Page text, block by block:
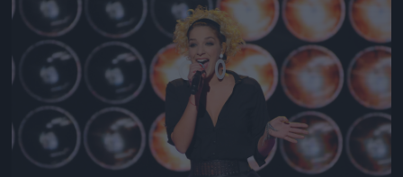
Jön még kép!